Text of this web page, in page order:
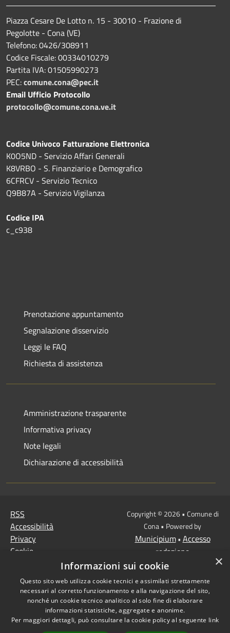
Piazza Cesare De Lotto n. 15 - 30010 - Frazione di
Pegolotte - Cona (VE)
Telefono: 0426/308911
Codice Fiscale: 00334010279
Partita IVA: 01505990273
PEC:comune.cona@pec.it
Email Ufficio Protocollo
protocollo@comune.cona.ve.it
Codice Univoco Fatturazione Elettronica
K0O5ND - Servizio Affari Generali
K8VRBO - S. Finanziario e Demografico
6CFRCV - Servizio Tecnico
Q9B87A - Servizio Vigilanza
Codice IPA
c_c938
Prenotazione appuntamento
Segnalazione disservizio
Leggi le FAQ
Richiesta di assistenza
Amministrazione trasparente
Informativa privacy
Note legali
Dichiarazione di accessibilità
RSS
Accessibilità
Privacy
Cookie
MISSIONE 2 Rivoluzione
verde e transizione
ecologica
Missione 1 -
Digitalizzazione,
Copyright © 2026 • Comune di
Cona • Powered by
Municipium• Accesso
redazione
×
Informazioni sui cookie
Questo sito web utilizza cookie tecnici e assimilati strettamente
necessari al corretto funzionamento e alla navigazione del sito,
nonché un cookie tecnico analitico al solo fine di elaborare
informazioni statistiche, aggregate e anonime.
Per maggiori dettagli, può consultare la cookie policy al seguente link